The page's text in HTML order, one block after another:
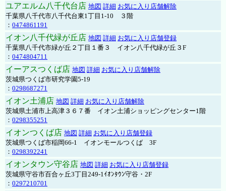
ユアエルム八千代台店 地図 詳細 お気に入り店舗解除
千葉県八千代市八千代台東1丁目1-10 ３階
： 0474861191
イオン八千代緑が丘店 地図 詳細 お気に入り店舗登録
千葉県八千代市緑が丘２丁目１番３ イオン八千代緑が丘３F
： 0474804711
イーアスつくば店 地図 詳細 お気に入り店舗解除
茨城県つくば市研究学園5-19
： 0298687271
イオン土浦店 地図 詳細 お気に入り店舗解除
茨城県土浦市上高津３６７番 イオン土浦ショッピングセンター1階
： 0298355251
イオンつくば店 地図 詳細 お気に入り店舗登録
茨城県つくば市稲岡66-1 イオンモールつくば 3F
： 0298392241
イオンタウン守谷店 地図 詳細 お気に入り店舗登録
茨城県守谷市百合ヶ丘3丁目249-1ｲｵﾝﾀｳﾝ守谷・2F
： 0297210701